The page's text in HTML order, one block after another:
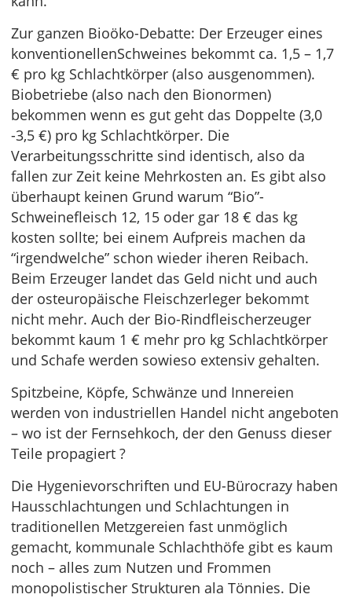
Zur ganzen Bioöko-Debatte: Der Erzeuger eines
konventionellenSchweines bekommt ca. 1,5 – 1,7
€ pro kg Schlachtkörper (also ausgenommen).
Biobetriebe (also nach den Bionormen)
bekommen wenn es gut geht das Doppelte (3,0
-3,5 €) pro kg Schlachtkörper. Die
Verarbeitungsschritte sind identisch, also da
fallen zur Zeit keine Mehrkosten an. Es gibt also
überhaupt keinen Grund warum “Bio”-
Schweinefleisch 12, 15 oder gar 18 € das kg
kosten sollte; bei einem Aufpreis machen da
“irgendwelche” schon wieder iheren Reibach.
Beim Erzeuger landet das Geld nicht und auch
der osteuropäische Fleischzerleger bekommt
nicht mehr. Auch der Bio-Rindfleischerzeuger
bekommt kaum 1 € mehr pro kg Schlachtkörper
und Schafe werden sowieso extensiv gehalten.
Spitzbeine, Köpfe, Schwänze und Innereien
werden von industriellen Handel nicht angeboten
– wo ist der Fernsehkoch, der den Genuss dieser
Teile propagiert ?
Die Hygenievorschriften und EU-Bürocrazy haben
Hausschlachtungen und Schlachtungen in
traditionellen Metzgereien fast unmöglich
gemacht, kommunale Schlachthöfe gibt es kaum
noch – alles zum Nutzen und Frommen
monopolistischer Strukturen ala Tönnies. Die